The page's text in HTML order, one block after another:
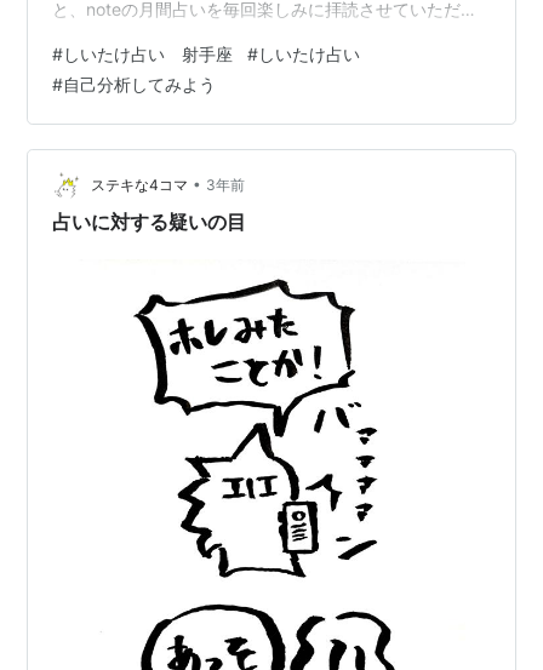
と、noteの月間占いを毎回楽しみに拝読させていただい
さんによると射手座って、 射手座は自分自身の「好き」
と「嫌い（不快）」にかなりこだわる人でもあります。
自分の「好き」をもっと愛していくために。「こんなに
素晴らしいものがこの世の中にある」と世界に向けて発
表していきたいぐらいに、「好き」の影響を受けてい
く。そして、「好き」から受け…
#しいたけ占い 射手座 #しいたけ占い
#自己分析してみよう
ステキな4コマ • 3年前
占いに対する疑いの目